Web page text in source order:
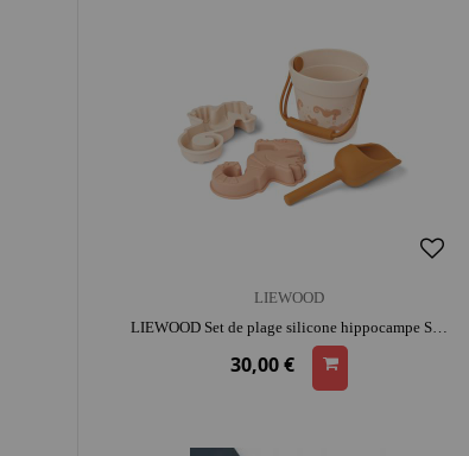
LIEWOOD
LIEWOOD Set de plage silicone hippocampe Seahorse - Rose | silicone | activité plein air | imagination | jeu de plage
30,00 €